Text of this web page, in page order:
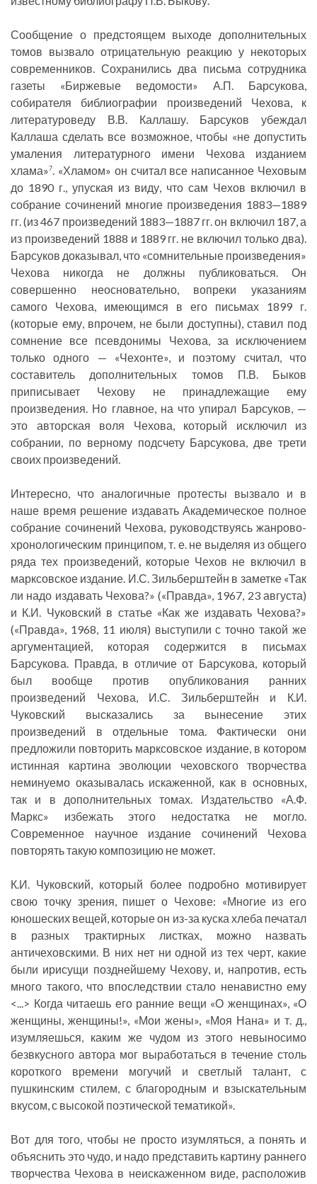
Сообщение о предстоящем выходе дополнительных
томов вызвало отрицательную реакцию у некоторых
современников. Сохранились два письма сотрудника
газеты «Биржевые ведомости» А.П. Барсукова,
собирателя библиографии произведений Чехова, к
литературоведу В.В. Каллашу. Барсуков убеждал
Каллаша сделать все возможное, чтобы «не допустить
умаления литературного имени Чехова изданием
хлама»7. «Хламом» он считал все написанное Чеховым
до 1890 г., упуская из виду, что сам Чехов включил в
собрание сочинений многие произведения 1883—1889
гг. (из 467 произведений 1883—1887 гг. он включил 187, а
из произведений 1888 и 1889 гг. не включил только два).
Барсуков доказывал, что «сомнительные произведения»
Чехова никогда не должны публиковаться. Он
совершенно неосновательно, вопреки указаниям
самого Чехова, имеющимся в его письмах 1899 г.
(которые ему, впрочем, не были доступны), ставил под
сомнение все псевдонимы Чехова, за исключением
только одного — «Чехонте», и поэтому считал, что
составитель дополнительных томов П.В. Быков
приписывает Чехову не принадлежащие ему
произведения. Но главное, на что упирал Барсуков, —
это авторская воля Чехова, который исключил из
собрании, по верному подсчету Барсукова, две трети
своих произведений.
Интересно, что аналогичные протесты вызвало и в
наше время решение издавать Академическое полное
собрание сочинений Чехова, руководствуясь жанрово-
хронологическим принципом, т. е. не выделяя из общего
ряда тех произведений, которые Чехов не включил в
марксовское издание. И.С. Зильберштейн в заметке «Так
ли надо издавать Чехова?» («Правда», 1967, 23 августа)
и К.И. Чуковский в статье «Как же издавать Чехова?»
(«Правда», 1968, 11 июля) выступили с точно такой же
аргументацией, которая содержится в письмах
Барсукова. Правда, в отличие от Барсукова, который
был вообще против опубликования ранних
произведений Чехова, И.С. Зильберштейн и К.И.
Чуковский высказались за вынесение этих
произведений в отдельные тома. Фактически они
предложили повторить марксовское издание, в котором
истинная картина эволюции чеховского творчества
неминуемо оказывалась искаженной, как в основных,
так и в дополнительных томах. Издательство «А.Ф.
Маркс» избежать этого недостатка не могло.
Современное научное издание сочинений Чехова
повторять такую композицию не может.
К.И. Чуковский, который более подробно мотивирует
свою точку зрения, пишет о Чехове: «Многие из его
юношеских вещей, которые он из-за куска хлеба печатал
в разных трактирных листках, можно назвать
античеховскими. В них нет ни одной из тех черт, какие
были ирисущи позднейшему Чехову, и, напротив, есть
много такого, что впоследствии стало ненавистно ему
<...> Когда читаешь его ранние вещи «О женщинах», «О
женщины, женщины!», «Мои жены», «Моя Нана» и т. д.,
изумляешься, каким же чудом из этого невыносимо
безвкусного автора мог выработаться в течение столь
короткого времени могучий и светлый талант, с
пушкинским стилем, с благородным и взыскательным
вкусом, с высокой поэтической тематикой».
Вот для того, чтобы не просто изумляться, а понять и
объяснить это чудо, и надо представить картину раннего
творчества Чехова в неискаженном виде, расположив